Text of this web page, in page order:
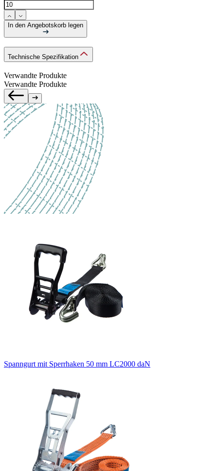
In den Angebotskorb legen
Technische Spezifikation
Verwandte Produkte
Verwandte Produkte
Spanngurt mit Sperrhaken 50 mm LC2000 daN